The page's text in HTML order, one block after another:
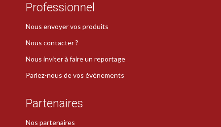
Professionnel
Nous envoyer vos produits
Nous contacter ?
Nous inviter à faire un reportage
Parlez-nous de vos événements
Partenaires
Nos partenaires